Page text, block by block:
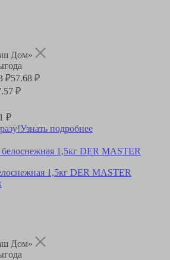
Дом»
₽57.68 ₽
₽
₽
Узнать подробнее
1,5кг DER MASTER
Дом»